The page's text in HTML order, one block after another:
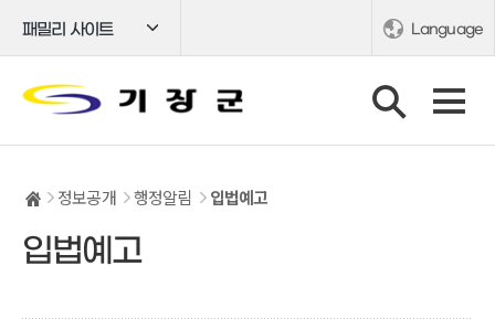
패밀리 사이트 Language
정보공개 행정알림 입법예고
입법예고